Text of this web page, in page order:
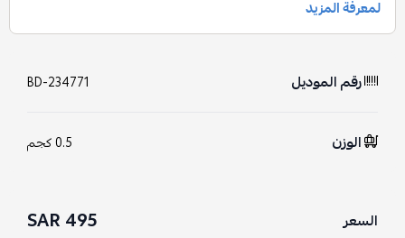
رقم الموديل BD-234771
الوزن 0.5 كجم
السعر 495 SAR